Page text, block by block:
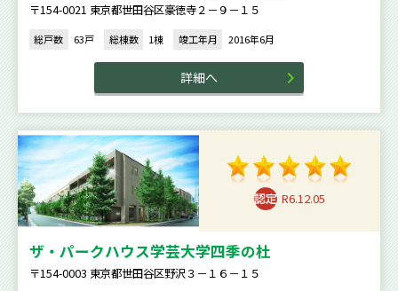
〒154-0021 東京都世田谷区豪徳寺２－９－１５
総戸数 63戸 総棟数 1棟 竣工年月 2016年6月
詳細へ
R6.12.05
ザ・パークハウス学芸大学四季の杜
〒154-0003 東京都世田谷区野沢３－１６－１５